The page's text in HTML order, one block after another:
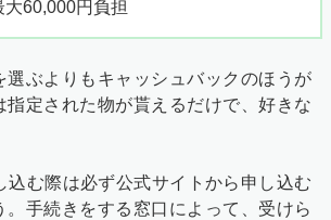
大60,000円負担
選ぶよりもキャッシュバックのほうが
指定された物が貰えるだけで、好きな
込む際は必ず公式サイトから申し込む
。手続きをする窓口によって、受けら